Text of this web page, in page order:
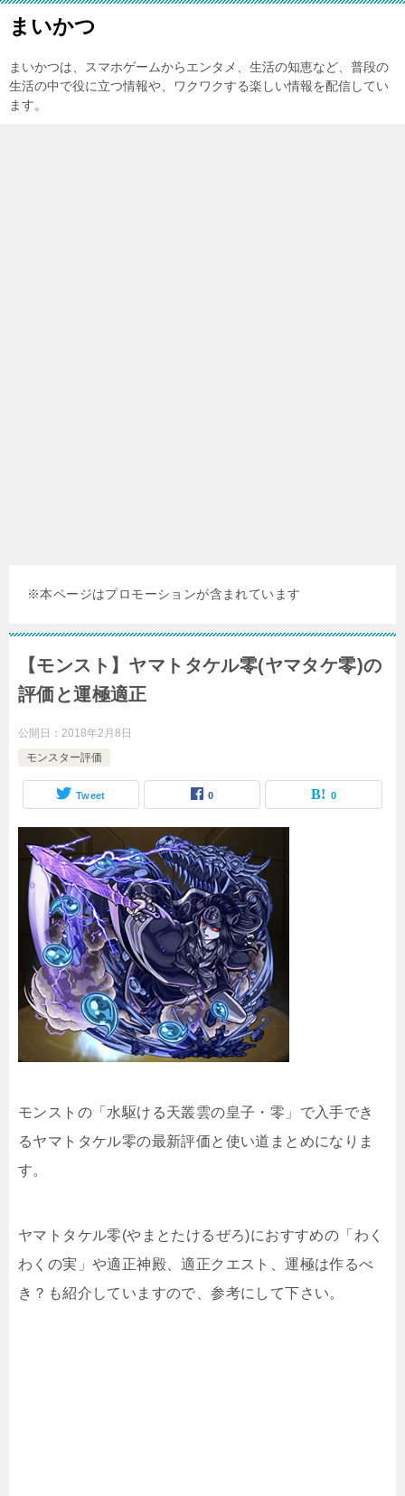
まいかつ
まいかつは、スマホゲームからエンタメ、生活の知恵など、普段の
生活の中で役に立つ情報や、ワクワクする楽しい情報を配信してい
ます。
※本ページはプロモーションが含まれています
【モンスト】ヤマトタケル零(ヤマタケ零)の
評価と運極適正
公開日： 2018年2月8日
モンスター評価
Tweet 0 0
モンストの「水駆ける天叢雲の皇子・零」で入手でき
るヤマトタケル零の最新評価と使い道まとめになりま
す。
ヤマトタケル零(やまとたけるぜろ)におすすめの「わく
わくの実」や適正神殿、適正クエスト、運極は作るべ
き？も紹介していますので、参考にして下さい。